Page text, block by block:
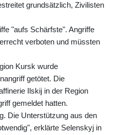
grundsätzlich, Zivilisten
"aufs Schärfste". Angriffe
verboten und müssten
Kursk wurde
getötet. Die
Ilskij in der Region
gemeldet hatten.
Die Unterstützung aus den
erklärte Selenskyj in